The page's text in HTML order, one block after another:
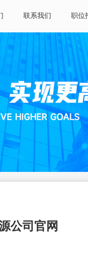
联系我们 职位
公司官网